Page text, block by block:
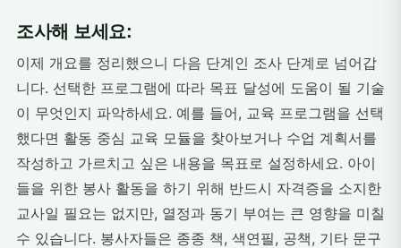
조사해 보세요:
이제 개요를 정리했으니 다음 단계인 조사 단계로 넘어갑
니다. 선택한 프로그램에 따라 목표 달성에 도움이 될 기술
이 무엇인지 파악하세요. 예를 들어, 교육 프로그램을 선택
했다면 활동 중심 교육 모듈을 찾아보거나 수업 계획서를
작성하고 가르치고 싶은 내용을 목표로 설정하세요. 아이
들을 위한 봉사 활동을 하기 위해 반드시 자격증을 소지한
교사일 필요는 없지만, 열정과 동기 부여는 큰 영향을 미칠
수 있습니다. 봉사자들은 종종 책, 색연필, 공책, 기타 문구